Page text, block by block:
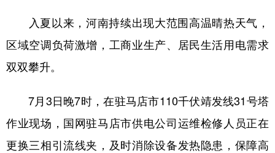
入夏以来，河南持续出现大范围高温晴热天气，
区域空调负荷激增，工商业生产、居民生活用电需求
双双攀升。
7月3日晚7时，在驻马店市110千伏靖发线31号塔
作业现场，国网驻马店市供电公司运维检修人员正在
更换三相引流线夹，及时消除设备发热隐患，保障高